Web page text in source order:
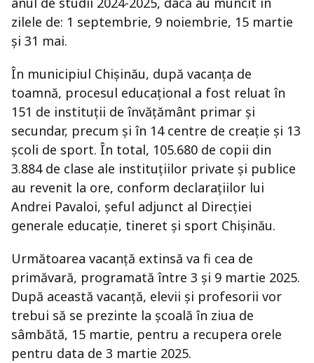
zilele de: 1 septembrie, 9 noiembrie, 15 martie
și 31 mai.
În municipiul Chișinău, după vacanța de
toamnă, procesul educațional a fost reluat în
151 de instituții de învățământ primar și
secundar, precum și în 14 centre de creație și 13
școli de sport. În total, 105.680 de copii din
3.884 de clase ale instituțiilor private și publice
au revenit la ore, conform declarațiilor lui
Andrei Pavaloi, șeful adjunct al Direcției
generale educație, tineret și sport Chișinău.
Următoarea vacanță extinsă va fi cea de
primăvară, programată între 3 și 9 martie 2025.
După această vacanță, elevii și profesorii vor
trebui să se prezinte la școală în ziua de
sâmbătă, 15 martie, pentru a recupera orele
pentru data de 3 martie 2025.